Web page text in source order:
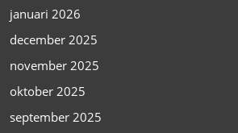
januari 2026
december 2025
november 2025
oktober 2025
september 2025